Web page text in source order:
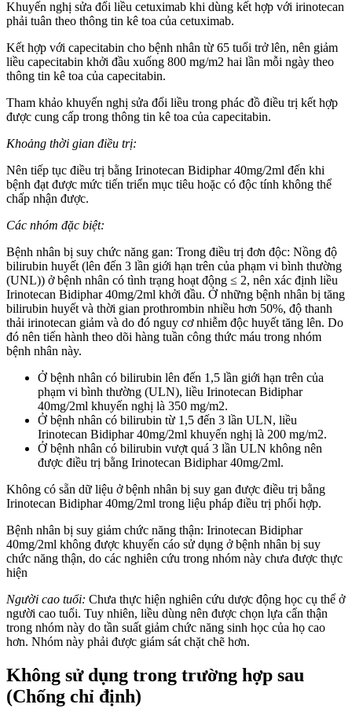
Khuyến nghị sửa đổi liều cetuximab khi dùng kết hợp với irinotecan
phải tuân theo thông tin kê toa của cetuximab.
Kết hợp với capecitabin cho bệnh nhân từ 65 tuổi trở lên, nên giảm
liều capecitabin khởi đầu xuống 800 mg/m2 hai lần mỗi ngày theo
thông tin kê toa của capecitabin.
Tham khảo khuyến nghị sửa đổi liều trong phác đồ điều trị kết hợp
được cung cấp trong thông tin kê toa của capecitabin.
Khoảng thời gian điều trị:
Nên tiếp tục điều trị bằng Irinotecan Bidiphar 40mg/2ml đến khi
bệnh đạt được mức tiến triển mục tiêu hoặc có độc tính không thể
chấp nhận được.
Các nhóm đặc biệt:
Bệnh nhân bị suy chức năng gan: Trong điều trị đơn độc: Nồng độ
bilirubin huyết (lên đến 3 lần giới hạn trên của phạm vi bình thường
(UNL)) ở bệnh nhân có tình trạng hoạt động ≤ 2, nên xác định liều
Irinotecan Bidiphar 40mg/2ml khởi đầu. Ở những bệnh nhân bị tăng
bilirubin huyết và thời gian prothrombin nhiều hơn 50%, độ thanh
thải irinotecan giảm và do đó nguy cơ nhiễm độc huyết tăng lên. Do
đó nên tiến hành theo dõi hàng tuần công thức máu trong nhóm
bệnh nhân này.
Ở bệnh nhân có bilirubin lên đến 1,5 lần giới hạn trên của
phạm vi bình thường (ULN), liều Irinotecan Bidiphar
40mg/2ml khuyến nghị là 350 mg/m2.
Ở bệnh nhân có bilirubin từ 1,5 đến 3 lần ULN, liều
Irinotecan Bidiphar 40mg/2ml khuyến nghị là 200 mg/m2.
Ở bệnh nhân có bilirubin vượt quá 3 lần ULN không nên
được điều trị bằng Irinotecan Bidiphar 40mg/2ml.
Không có sẵn dữ liệu ở bệnh nhân bị suy gan được điều trị bằng
Irinotecan Bidiphar 40mg/2ml trong liệu pháp điều trị phối hợp.
Bệnh nhân bị suy giảm chức năng thận: Irinotecan Bidiphar
40mg/2ml không được khuyến cáo sử dụng ở bệnh nhân bị suy
chức năng thận, do các nghiên cứu trong nhóm này chưa được thực
hiện
Người cao tuổi: Chưa thực hiện nghiên cứu dược động học cụ thể ở
người cao tuổi. Tuy nhiên, liều dùng nên được chọn lựa cẩn thận
trong nhóm này do tần suất giảm chức năng sinh học của họ cao
hơn. Nhóm này phải được giám sát chặt chẽ hơn.
Không sử dụng trong trường hợp sau
(Chống chỉ định)